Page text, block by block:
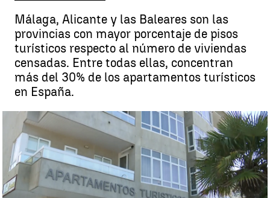
Málaga, Alicante y las Baleares son las
provincias con mayor porcentaje de pisos
turísticos respecto al número de viviendas
censadas. Entre todas ellas, concentran
más del 30% de los apartamentos turísticos
en España.
Afectados por los pisos turísticos: "Quieren echarlo abajo y hacer
viviendas turísticas" | Antena 3